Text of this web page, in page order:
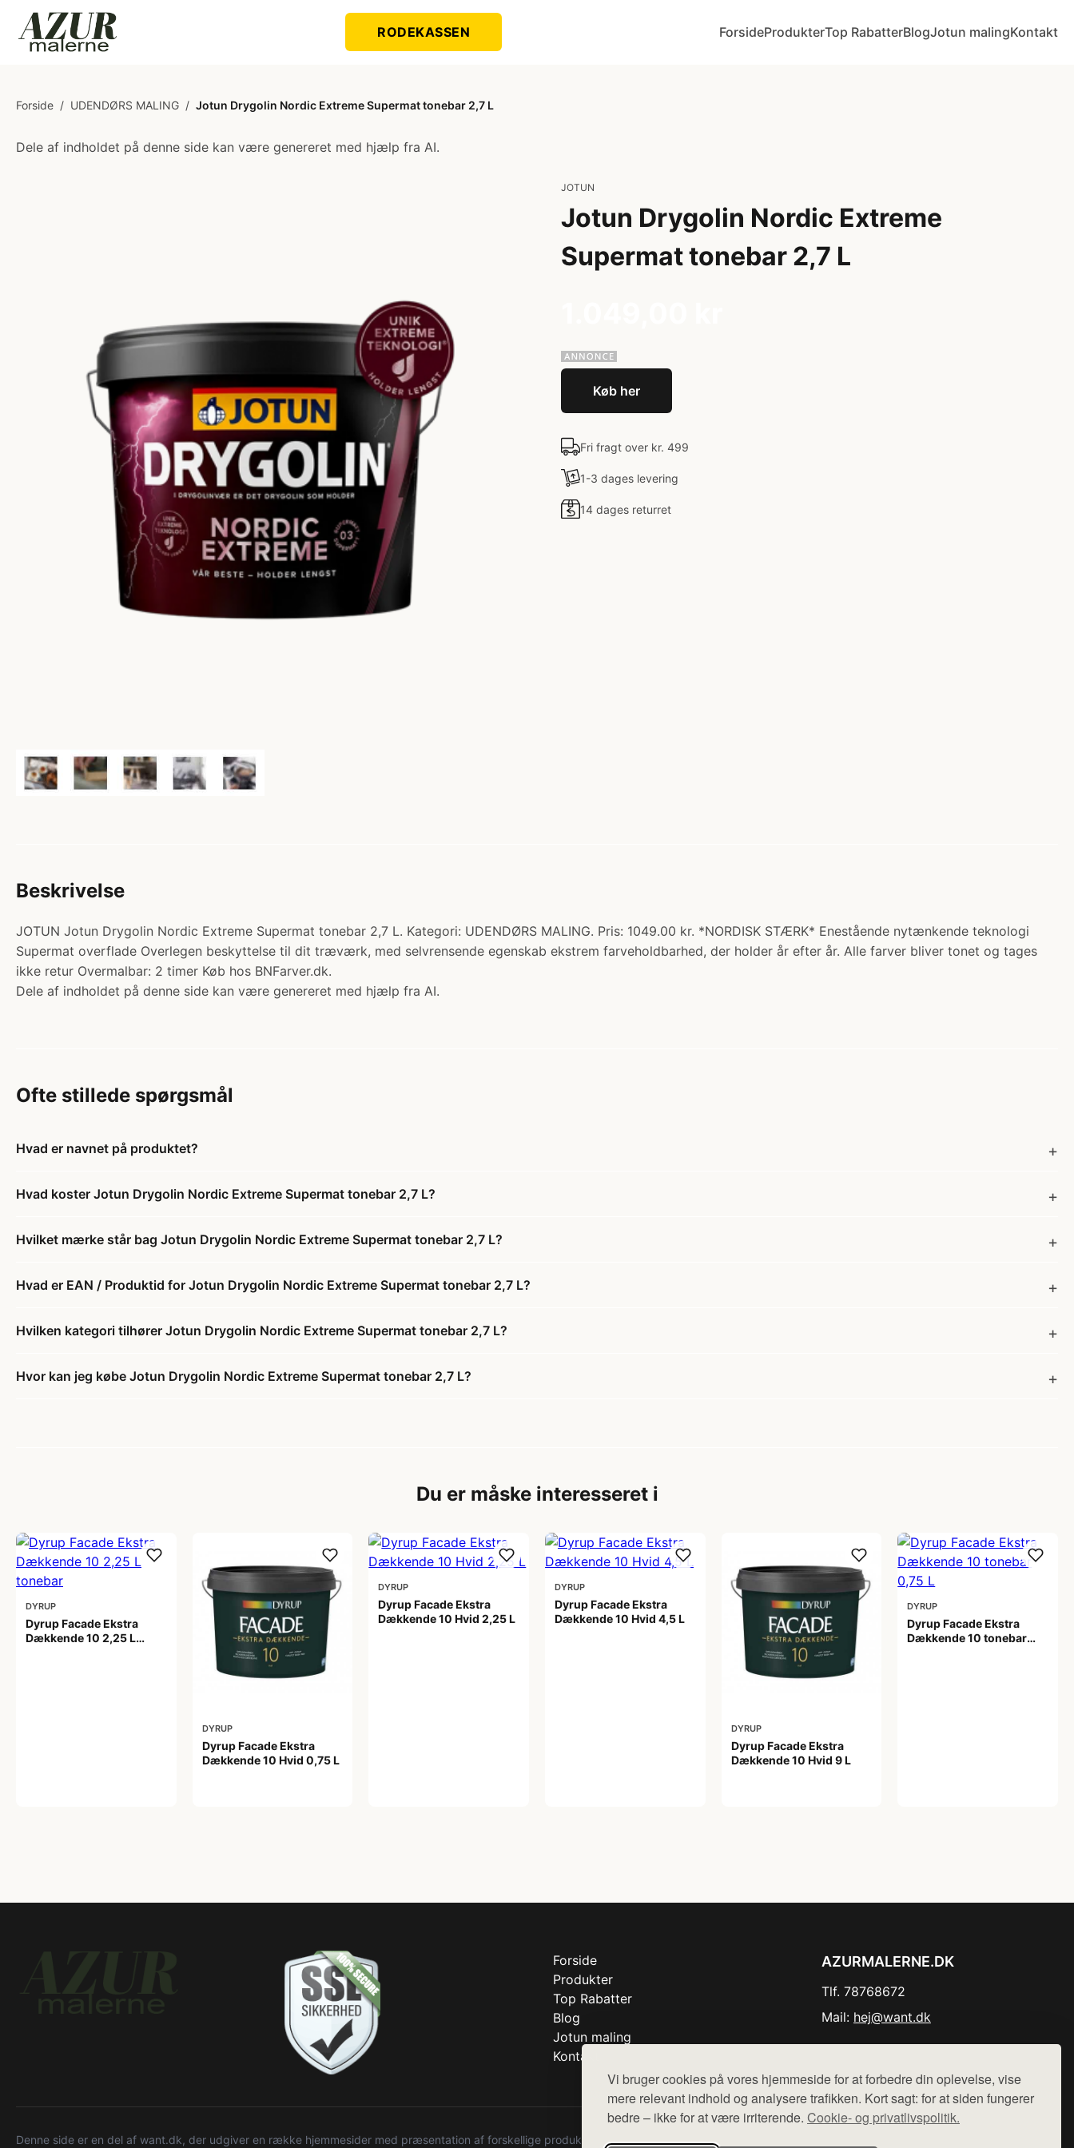
Vi bruger cookies på vores hjemmeside for at forbedre din oplevelse, vise
mere relevant indhold og analysere trafikken. Kort sagt: for at siden fungerer
bedre – ikke for at være irriterende. Cookie- og privatlivspolitik.
RODEKASSEN ForsideProdukterTop RabatterBlogJotun malingKontakt
Forside / UDENDØRS MALING / Jotun Drygolin Nordic Extreme Supermat tonebar 2,7 L
Dele af indholdet på denne side kan være genereret med hjælp fra AI.
JOTUN
Jotun Drygolin Nordic Extreme
Supermat tonebar 2,7 L
Køb her
Fri fragt over kr. 499
1-3 dages levering
14 dages returret
Beskrivelse
JOTUN Jotun Drygolin Nordic Extreme Supermat tonebar 2,7 L. Kategori: UDENDØRS MALING. Pris: 1049.00 kr. *NORDISK STÆRK* Enestående nytænkende teknologi
Supermat overflade Overlegen beskyttelse til dit træværk, med selvrensende egenskab ekstrem farveholdbarhed, der holder år efter år. Alle farver bliver tonet og tages
ikke retur Overmalbar: 2 timer Køb hos BNFarver.dk.
Dele af indholdet på denne side kan være genereret med hjælp fra AI.
Ofte stillede spørgsmål
Hvad er navnet på produktet?
Hvad koster Jotun Drygolin Nordic Extreme Supermat tonebar 2,7 L?
Hvilket mærke står bag Jotun Drygolin Nordic Extreme Supermat tonebar 2,7 L?
Hvad er EAN / Produktid for Jotun Drygolin Nordic Extreme Supermat tonebar 2,7 L?
Hvilken kategori tilhører Jotun Drygolin Nordic Extreme Supermat tonebar 2,7 L?
Hvor kan jeg købe Jotun Drygolin Nordic Extreme Supermat tonebar 2,7 L?
Du er måske interesseret i
DYRUP
Dyrup Facade Ekstra
Dækkende 10 2,25 L
DYRUP
Dyrup Facade Ekstra
Dækkende 10 Hvid 0,75 L
DYRUP
Dyrup Facade Ekstra
Dækkende 10 Hvid 2,25 L
DYRUP
Dyrup Facade Ekstra
Dækkende 10 Hvid 4,5 L
DYRUP
Dyrup Facade Ekstra
Dækkende 10 Hvid 9 L
DYRUP
Dyrup Facade Ekstra
Dækkende 10 tonebar
Forside
Produkter
Top Rabatter
Blog
Jotun maling
Kontakt
AZURMALERNE.DK
Tlf. 78768672
Mail: hej@want.dk
Denne side er en del af want.dk, der udgiver en række hjemmesider med præsentation af forskellige produkter fra diverse webshops. Der sælges ikke varer fra denne side - vi henviser til de shops,